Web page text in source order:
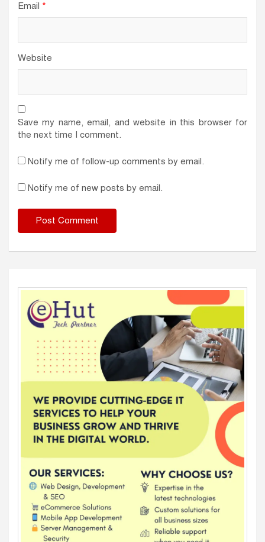
Email *
Website
Save my name, email, and website in this browser for
the next time I comment.
Notify me of follow-up comments by email.
Notify me of new posts by email.